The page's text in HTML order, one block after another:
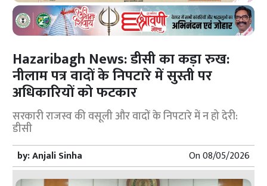
Hazaribagh News: डीसी का कड़ा रुख:
नीलाम पत्र वादों के निपटारे में सुस्ती पर
अधिकारियों को फटकार
सरकारी राजस्व की वसूली और वादों के निपटारे में न हो देरी:
डीसी
by:Anjali Sinha On08/05/2026